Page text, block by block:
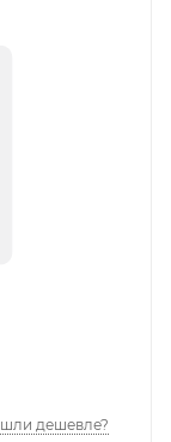
дешевле?